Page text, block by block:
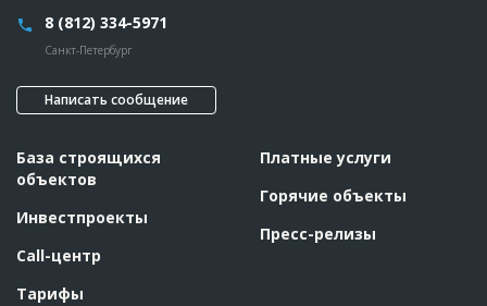
8 (812) 334-5971
Санкт-Петербург
Написать сообщение
База строящихся
объектов
Инвестпроекты
Call-центр
Тарифы
Платные услуги
Горячие объекты
Пресс-релизы